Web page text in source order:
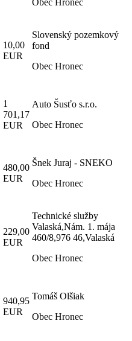
10,00
EUR
Slovenský pozemkový
fond
Obec Hronec
1
701,17
EUR
Auto Šusťo s.r.o.
Obec Hronec
480,00
EUR
Šnek Juraj - SNEKO
Obec Hronec
229,00
EUR
Technické služby
Valaská,Nám. 1. mája
460/8,976 46,Valaská
Obec Hronec
940,95
EUR
Tomáš Olšiak
Obec Hronec